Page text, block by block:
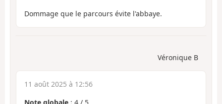
Dommage que le parcours évite l'abbaye.
Véronique B
11 août 2025 à 12:56